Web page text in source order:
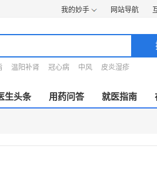
我的妙手 网站导航
温阳补肾 冠心病 中风 皮炎湿疹
生头条 用药问答 就医指南